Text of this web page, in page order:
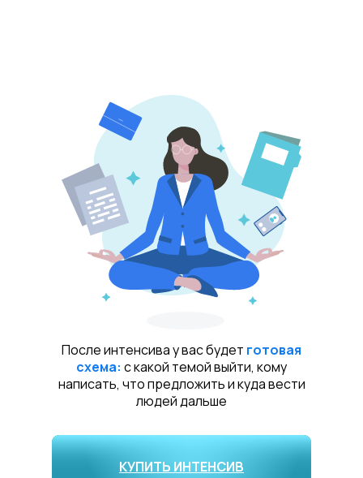
После интенсива у вас будет готовая
схема: с какой темой выйти, кому
написать, что предложить и куда вести
людей дальше
КУПИТЬ ИНТЕНСИВ